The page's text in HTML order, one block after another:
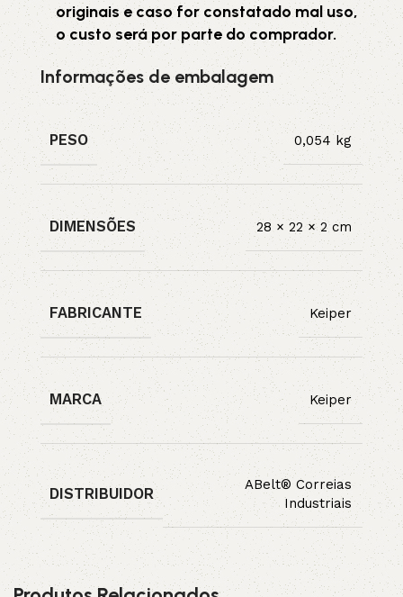
originais e caso for constatado mal uso,
o custo será por parte do comprador.
Informações de embalagem
PESO 0,054 kg
DIMENSÕES 28 × 22 × 2 cm
FABRICANTE Keiper
MARCA Keiper
DISTRIBUIDOR
ABelt® Correias
Industriais